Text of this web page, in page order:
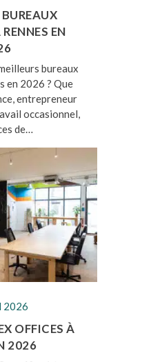
EN
bureaux
en 2026 ? Que
entrepreneur
occasionnel,
de…
2026
OFFICES À
2026